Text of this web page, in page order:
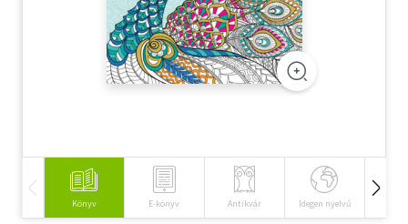
Tankönyv, segédkönyv
Társadalomtudomány
Természettudomány
Könyv E-könyv Antikvár Idegen nyelvű